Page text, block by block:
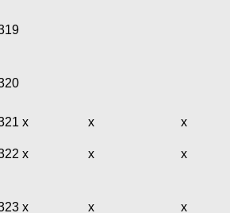
х х
х
х х
х
х х х